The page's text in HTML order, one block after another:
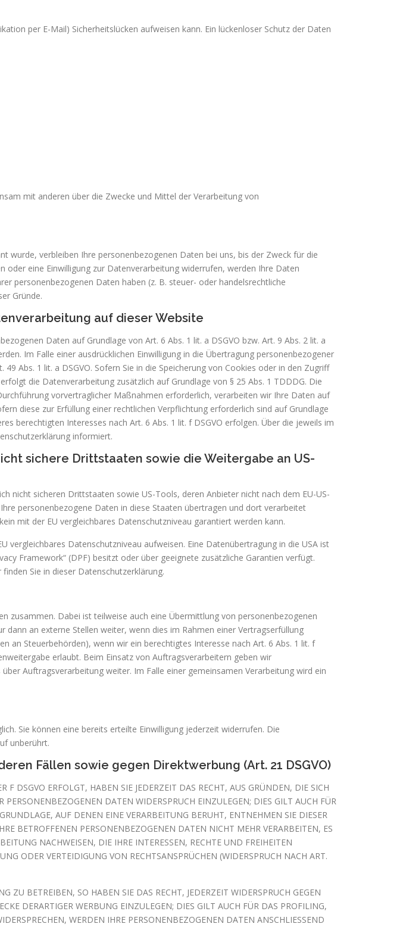
per E-Mail) Sicherheitslücken aufweisen kann. Ein lückenloser Schutz der Daten
mit anderen über die Zwecke und Mittel der Verarbeitung von
wurde, verbleiben Ihre personenbezogenen Daten bei uns, bis der Zweck für die
eine Einwilligung zur Datenverarbeitung widerrufen, werden Ihre Daten
personenbezogenen Daten haben (z. B. steuer- oder handelsrechtliche
Gründe.
auf dieser Website
Daten auf Grundlage von Art. 6 Abs. 1 lit. a DSGVO bzw. Art. 9 Abs. 2 lit. a
Im Falle einer ausdrücklichen Einwilligung in die Übertragung personenbezogener
Abs. 1 lit. a DSGVO. Sofern Sie in die Speicherung von Cookies oder in den Zugriff
die Datenverarbeitung zusätzlich auf Grundlage von § 25 Abs. 1 TDDDG. Die
vorvertraglicher Maßnahmen erforderlich, verarbeiten wir Ihre Daten auf
diese zur Erfüllung einer rechtlichen Verpflichtung erforderlich sind auf Grundlage
berechtigten Interesses nach Art. 6 Abs. 1 lit. f DSGVO erfolgen. Über die jeweils im
informiert.
sichere Drittstaaten sowie die Weitergabe an US-
nicht sicheren Drittstaaten sowie US-Tools, deren Anbieter nicht nach dem EU-US-
personenbezogene Daten in diese Staaten übertragen und dort verarbeitet
mit der EU vergleichbares Datenschutzniveau garantiert werden kann.
vergleichbares Datenschutzniveau aufweisen. Eine Datenübertragung in die USA ist
Framework“ (DPF) besitzt oder über geeignete zusätzliche Garantien verfügt.
Sie in dieser Datenschutzerklärung.
zusammen. Dabei ist teilweise auch eine Übermittlung von personenbezogenen
an externe Stellen weiter, wenn dies im Rahmen einer Vertragserfüllung
an Steuerbehörden), wenn wir ein berechtigtes Interesse nach Art. 6 Abs. 1 lit. f
erlaubt. Beim Einsatz von Auftragsverarbeitern geben wir
Auftragsverarbeitung weiter. Im Falle einer gemeinsamen Verarbeitung wird ein
Sie können eine bereits erteilte Einwilligung jederzeit widerrufen. Die
unberührt.
Fällen sowie gegen Direktwerbung (Art. 21 DSGVO)
DSGVO ERFOLGT, HABEN SIE JEDERZEIT DAS RECHT, AUS GRÜNDEN, DIE SICH
DATEN WIDERSPRUCH EINZULEGEN; DIES GILT AUCH FÜR
AUF DENEN EINE VERARBEITUNG BERUHT, ENTNEHMEN SIE DIESER
BETROFFENEN PERSONENBEZOGENEN DATEN NICHT MEHR VERARBEITEN, ES
NACHWEISEN, DIE IHRE INTERESSEN, RECHTE UND FREIHEITEN
ODER VERTEIDIGUNG VON RECHTSANSPRÜCHEN (WIDERSPRUCH NACH ART.
ZU BETREIBEN, SO HABEN SIE DAS RECHT, JEDERZEIT WIDERSPRUCH GEGEN
DERARTIGER WERBUNG EINZULEGEN; DIES GILT AUCH FÜR DAS PROFILING,
WERDEN IHRE PERSONENBEZOGENEN DATEN ANSCHLIESSEND